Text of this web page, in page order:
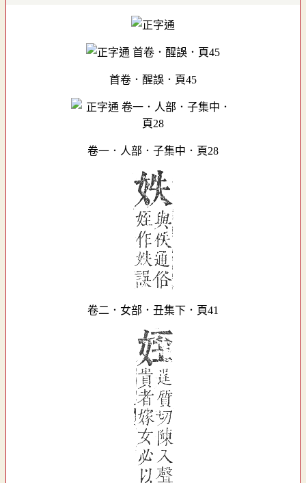
首卷．醒誤．頁45
卷一．人部．子集中．頁28
卷二．女部．丑集下．頁41